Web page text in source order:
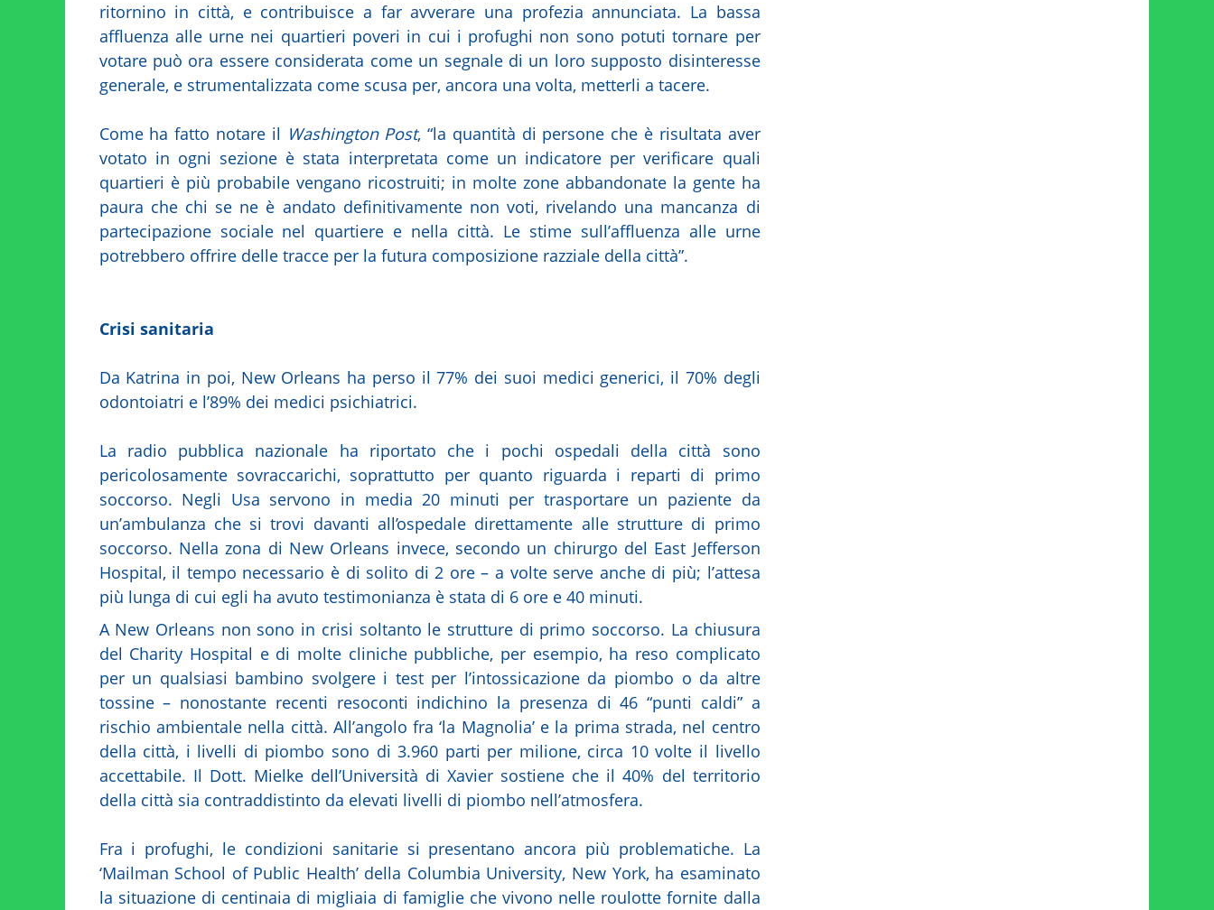
ritornino in città, e contribuisce a far avverare una profezia annunciata. La bassa
affluenza alle urne nei quartieri poveri in cui i profughi non sono potuti tornare per
votare può ora essere considerata come un segnale di un loro supposto disinteresse
generale, e strumentalizzata come scusa per, ancora una volta, metterli a tacere.
Come ha fatto notare il Washington Post, “la quantità di persone che è risultata aver
votato in ogni sezione è stata interpretata come un indicatore per verificare quali
quartieri è più probabile vengano ricostruiti; in molte zone abbandonate la gente ha
paura che chi se ne è andato definitivamente non voti, rivelando una mancanza di
partecipazione sociale nel quartiere e nella città. Le stime sull’affluenza alle urne
potrebbero offrire delle tracce per la futura composizione razziale della città”.
Crisi sanitaria
Da Katrina in poi, New Orleans ha perso il 77% dei suoi medici generici, il 70% degli
odontoiatri e l’89% dei medici psichiatrici.
La radio pubblica nazionale ha riportato che i pochi ospedali della città sono
pericolosamente sovraccarichi, soprattutto per quanto riguarda i reparti di primo
soccorso. Negli Usa servono in media 20 minuti per trasportare un paziente da
un’ambulanza che si trovi davanti all’ospedale direttamente alle strutture di primo
soccorso. Nella zona di New Orleans invece, secondo un chirurgo del East Jefferson
Hospital, il tempo necessario è di solito di 2 ore – a volte serve anche di più; l’attesa
più lunga di cui egli ha avuto testimonianza è stata di 6 ore e 40 minuti.
A New Orleans non sono in crisi soltanto le strutture di primo soccorso. La chiusura
del Charity Hospital e di molte cliniche pubbliche, per esempio, ha reso complicato
per un qualsiasi bambino svolgere i test per l’intossicazione da piombo o da altre
tossine – nonostante recenti resoconti indichino la presenza di 46 “punti caldi” a
rischio ambientale nella città. All’angolo fra ‘la Magnolia’ e la prima strada, nel centro
della città, i livelli di piombo sono di 3.960 parti per milione, circa 10 volte il livello
accettabile. Il Dott. Mielke dell’Università di Xavier sostiene che il 40% del territorio
della città sia contraddistinto da elevati livelli di piombo nell’atmosfera.
Fra i profughi, le condizioni sanitarie si presentano ancora più problematiche. La
‘Mailman School of Public Health’ della Columbia University, New York, ha esaminato
la situazione di centinaia di migliaia di famiglie che vivono nelle roulotte fornite dalla